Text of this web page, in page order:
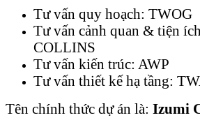
Tư vấn quy hoạch: TWOG
Tư vấn cảnh quan & tiện
COLLINS
Tư vấn kiến trúc: AWP
Tư vấn thiết kế hạ tầng:
Tên chính thức dự án là: Izumi